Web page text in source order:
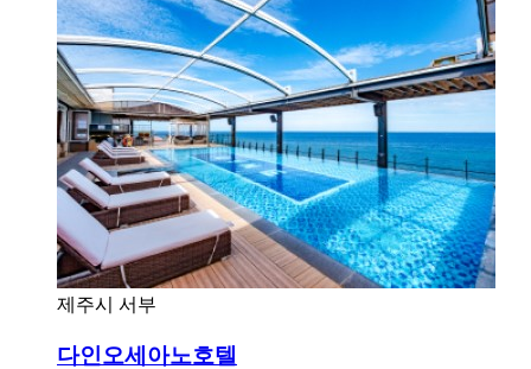
제주시 서부
다인오세아노호텔